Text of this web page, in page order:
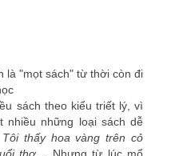
là "mọt sách" từ thời còn đi
sách theo kiểu triết lý, vì
nhiều những loại sách dễ
Tôi thấy hoa vàng trên cỏ